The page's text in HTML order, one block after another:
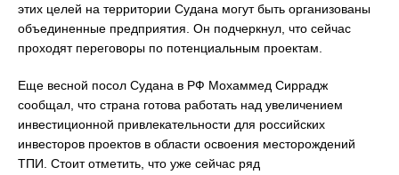
этих целей на территории Судана могут быть организованы
объединенные предприятия. Он подчеркнул, что сейчас
проходят переговоры по потенциальным проектам.
Еще весной посол Судана в РФ Мохаммед Сиррадж
сообщал, что страна готова работать над увеличением
инвестиционной привлекательности для российских
инвесторов проектов в области освоения месторождений
ТПИ. Стоит отметить, что уже сейчас ряд